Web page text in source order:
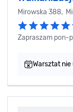
Mirowska 388,
Zapraszam pon-
Warsztat